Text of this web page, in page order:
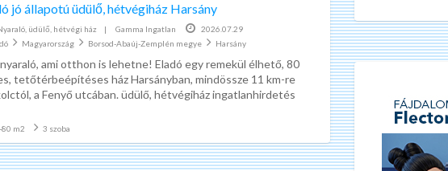
jó állapotú üdülő, hétvégiház Harsány
üdülő, hétvégi ház | Gamma Ingatlan
2026.07.29
Magyarország Borsod-Abaúj-Zemplén megye Harsány
ami otthon is lehetne! Eladó egy remekül élhető, 80
tetőtérbeépítéses ház Harsányban, mindössze 11 km-re
a Fenyő utcában. üdülő, hétvégiház ingatlanhirdetés
80 m2 3 szoba